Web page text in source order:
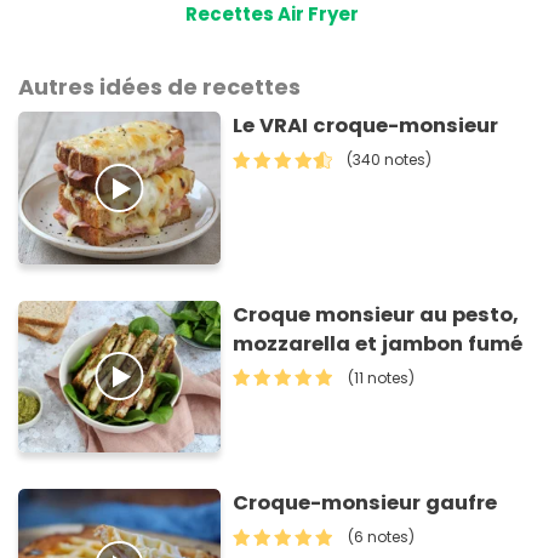
Recettes Air Fryer
Autres idées de recettes
Le VRAI croque-monsieur
(340 notes)
Croque monsieur au pesto,
mozzarella et jambon fumé
(11 notes)
Croque-monsieur gaufre
(6 notes)